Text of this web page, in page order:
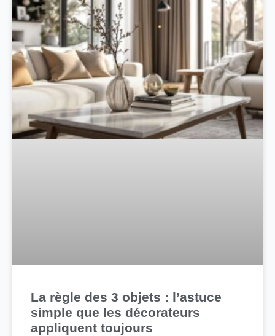
La règle des 3 objets : l’astuce
simple que les décorateurs
appliquent toujours